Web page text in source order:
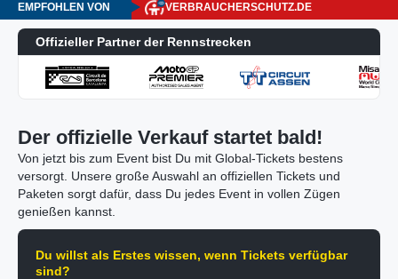
EMPFOHLEN VON VERBRAUCHERSCHUTZ.DE
Offizieller Partner der Rennstrecken
Der offizielle Verkauf startet bald!
Von jetzt bis zum Event bist Du mit Global-Tickets bestens
versorgt. Unsere große Auswahl an offiziellen Tickets und
Paketen sorgt dafür, dass Du jedes Event in vollen Zügen
genießen kannst.
Du willst als Erstes wissen, wenn Tickets verfügbar
sind?